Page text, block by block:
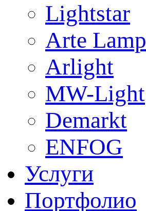
Lightstar
Arte Lamp
Arlight
MW-Light
Demarkt
ENFOG
Услуги
Портфолио